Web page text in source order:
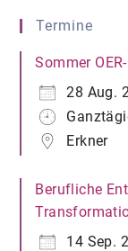
Termine
Sommer
28 Aug.
Erkner
Berufliche
14 Sep.